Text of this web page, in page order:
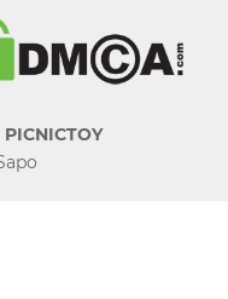
PICNICTOY